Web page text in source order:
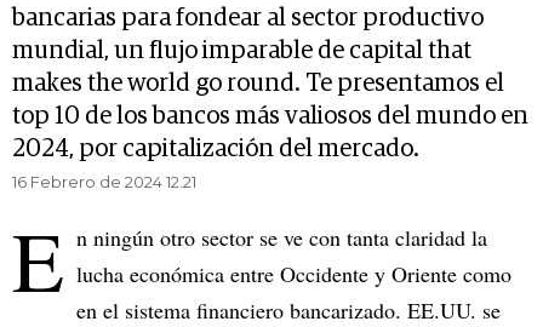
bancarias para fondear al sector productivo
mundial, un flujo imparable de capital that
makes the world go round. Te presentamos el
top 10 de los bancos más valiosos del mundo en
2024, por capitalización del mercado.
16 Febrero de 2024 12.21
E n ningún otro sector se ve con tanta claridad la
lucha económica entre Occidente y Oriente como
en el sistema financiero bancarizado. EE.UU. se